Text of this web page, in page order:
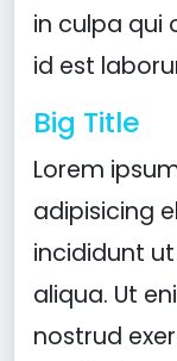
in culpa qui
id est
Big Title
Lorem
adipisicing
incididunt
aliqua. Ut
nostrud